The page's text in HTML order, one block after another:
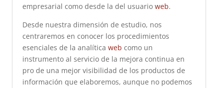
empresarial como desde la del usuario web.
Desde nuestra dimensión de estudio, nos
centraremos en conocer los procedimientos
esenciales de la analítica web como un
instrumento al servicio de la mejora continua en
pro de una mejor visibilidad de los productos de
información que elaboremos, aunque no podemos